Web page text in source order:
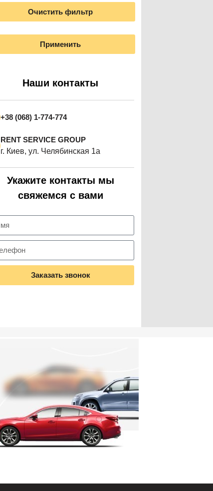
Очистить фильтр
Применить
Наши контакты
+38 (068) 1-774-774
RENT SERVICE GROUP
г. Киев, ул. Челябинская 1а
Укажите контакты мы
свяжемся с вами
Заказать звонок